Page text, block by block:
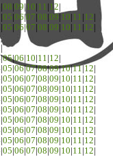
08 09 |10 11 12
05 06 |07 08 09 10 11 12
05 06 07 08 09 10 11 12
|05|06 10 11 12
05 06|07|08|09|10|11| 12
05 06 07 08 09 10 11 12
05 06 07 08 09 10 11 12
05 06 07 08 09 10 11 12
05 06 07 08 09 10 11 12
05 06 07 08 09 10 11 12
05 06 07 08 09 10 11 12
05 06 07 08 09 10 11 12
05 06 07 08 09 10 11 12